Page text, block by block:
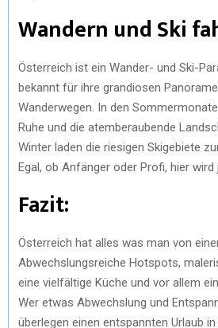
Wandern und Ski
Österreich ist ein Wander- und Ski-
bekannt für ihre grandiosen
Wanderwegen. In den
Ruhe und die atemberaubende
Winter laden die riesigen Skigebiete
Egal, ob Anfänger oder Profi, hier wird
Fazit:
Österreich hat alles was man von
Abwechslungsreiche Hotspots,
eine vielfältige Küche und vor allem
Wer etwas Abwechslung und
überlegen einen entspannten Urlaub